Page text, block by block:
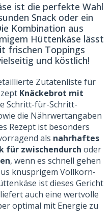
ist die perfekte Wahl
Snack oder ein
Kombination aus
Hüttenkäse lässt
frischen Toppings
und köstlich!
Zutatenliste für
Knäckebrot mit
Schritt-für-Schritt-
die Nährwertangaben
Rezept ist besonders
als nahrhaftes
für zwischendurch oder
, wenn es schnell gehen
knusprigem Vollkorn-
ist dieses Gericht
auch eine wertvolle
optimal mit Energie zu